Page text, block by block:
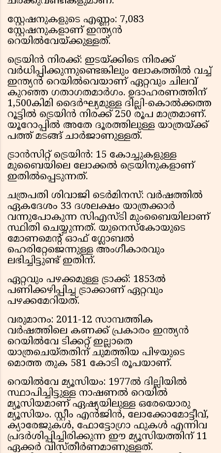
സ്റ്റേഷനുകളുടെ എണ്ണം: 7,083
സ്റ്റേഷനുകളാണ് ഇന്ത്യൻ
റെയിൽവേയ്ക്കുള്ളത്.
ട്രെയിൻ നിരക്ക്: ഇടയ്ക്കിടെ നിരക്ക്
വർധിപ്പിക്കുന്നുണ്ടെങ്കിലും ലോകത്തിൽ വച്ച്
ഇന്ത്യൻ റെയിൽവെയാണ് ഏറ്റവും ചിലവ്
കുറഞ്ഞ ഗതാഗതമാർഗം. ഉദാഹരണത്തിന്
1,500കിമി ദൈർഘ്യമുള്ള ദില്ലി-കൊൽക്കത്ത
റൂട്ടിൽ ട്രെയിൻ നിരക്ക് 250 രൂപ മാത്രമാണ്.
യൂറോപ്പിൽ അതേ ദൂരത്തിലുള്ള യാത്രയ്ക്ക്
പത്ത് മടങ്ങ് ചാർജാണുള്ളത്.
ട്രാൻസിറ്റ് ട്രെയിൻ: 15 കോച്ചുകളുള്ള
മുബൈയിലെ ലോക്കൽ ട്രെയിനുകളാണ്
ഇതിൽപ്പെടുന്നത്.
ചത്രപതി ശിവാജി ടെർമിനസ്: വർഷത്തിൽ
ഏകദേശം 33 ദശലക്ഷം യാത്രക്കാർ
വന്നുപോകുന്ന സിഎസ്‌ടി മുംബൈയിലാണ്
സ്ഥിതി ചെയ്യുന്നത്. യുനെസ്‌കോയുടെ
മോണമെന്റ് ഓഫ് ഗ്ലോബൽ
ഹെരിറ്റേജെന്നുള്ള അംഗീകാരവും
ലഭിച്ചിട്ടുണ്ട് ഇതിന്.
ഏറ്റവും പഴക്കമുള്ള ട്രാക്ക്: 1853ൽ
പണിക്കഴിപ്പിച്ച ട്രാക്കാണ് ഏറ്റവും
പഴക്കമേറിയത്.
വരുമാനം: 2011-12 സാമ്പത്തിക
വർഷത്തിലെ കണക്ക് പ്രകാരം ഇന്ത്യൻ
റെയിൽവേ ടിക്കറ്റ് ഇല്ലാതെ
യാത്രചെയ്തതിന് ചുമത്തിയ പിഴയുടെ
മൊത്ത തുക 581 കോടി രൂപയാണ്.
റെയിൽവേ മ്യൂസിയം: 1977ൽ ദില്ലിയിൽ
സ്ഥാപിച്ചിട്ടുള്ള നാഷണൽ റെയിൽ
മ്യൂസിയമാണ് ഏഷ്യയിലുള്ള ഒരേയൊരു
മ്യൂസിയം. സ്റ്റീം എൻജിൻ, ലോക്കോമോട്ടീവ്,
ക്യാരേജുകൾ, ഫോട്ടോഗ്രാ ഫുകൾ എന്നിവ
പ്രദർശിപ്പിച്ചിരിക്കുന്ന ഈ മ്യൂസിയത്തിന് 11
ഏക്കർ വിസ്തീർണമാണുള്ളത്.